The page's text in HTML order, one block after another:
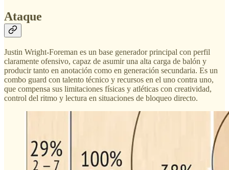
Ataque
Justin Wright-Foreman es un base generador principal con perfil
claramente ofensivo, capaz de asumir una alta carga de balón y
producir tanto en anotación como en generación secundaria. Es un
combo guard con talento técnico y recursos en el uno contra uno,
que compensa sus limitaciones físicas y atléticas con creatividad,
control del ritmo y lectura en situaciones de bloqueo directo.